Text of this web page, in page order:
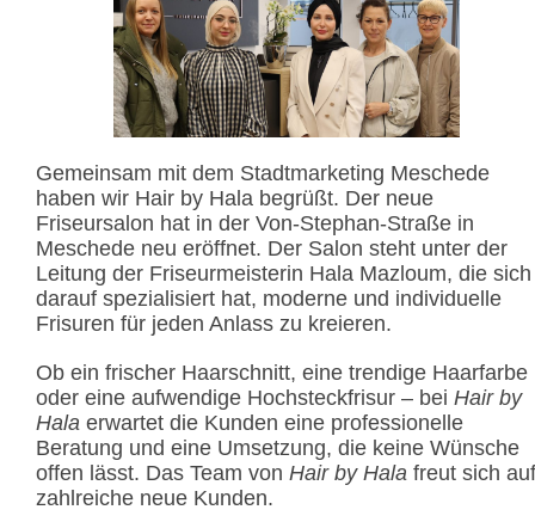
Gemeinsam mit dem Stadtmarketing Meschede
haben wir Hair by Hala begrüßt. Der neue
Friseursalon hat in der Von-Stephan-Straße in
Meschede neu eröffnet. Der Salon steht unter der
Leitung der Friseurmeisterin Hala Mazloum, die sich
darauf spezialisiert hat, moderne und individuelle
Frisuren für jeden Anlass zu kreieren.
Ob ein frischer Haarschnitt, eine trendige Haarfarbe
oder eine aufwendige Hochsteckfrisur – bei Hair by
Hala erwartet die Kunden eine professionelle
Beratung und eine Umsetzung, die keine Wünsche
offen lässt. Das Team von Hair by Hala freut sich auf
zahlreiche neue Kunden.